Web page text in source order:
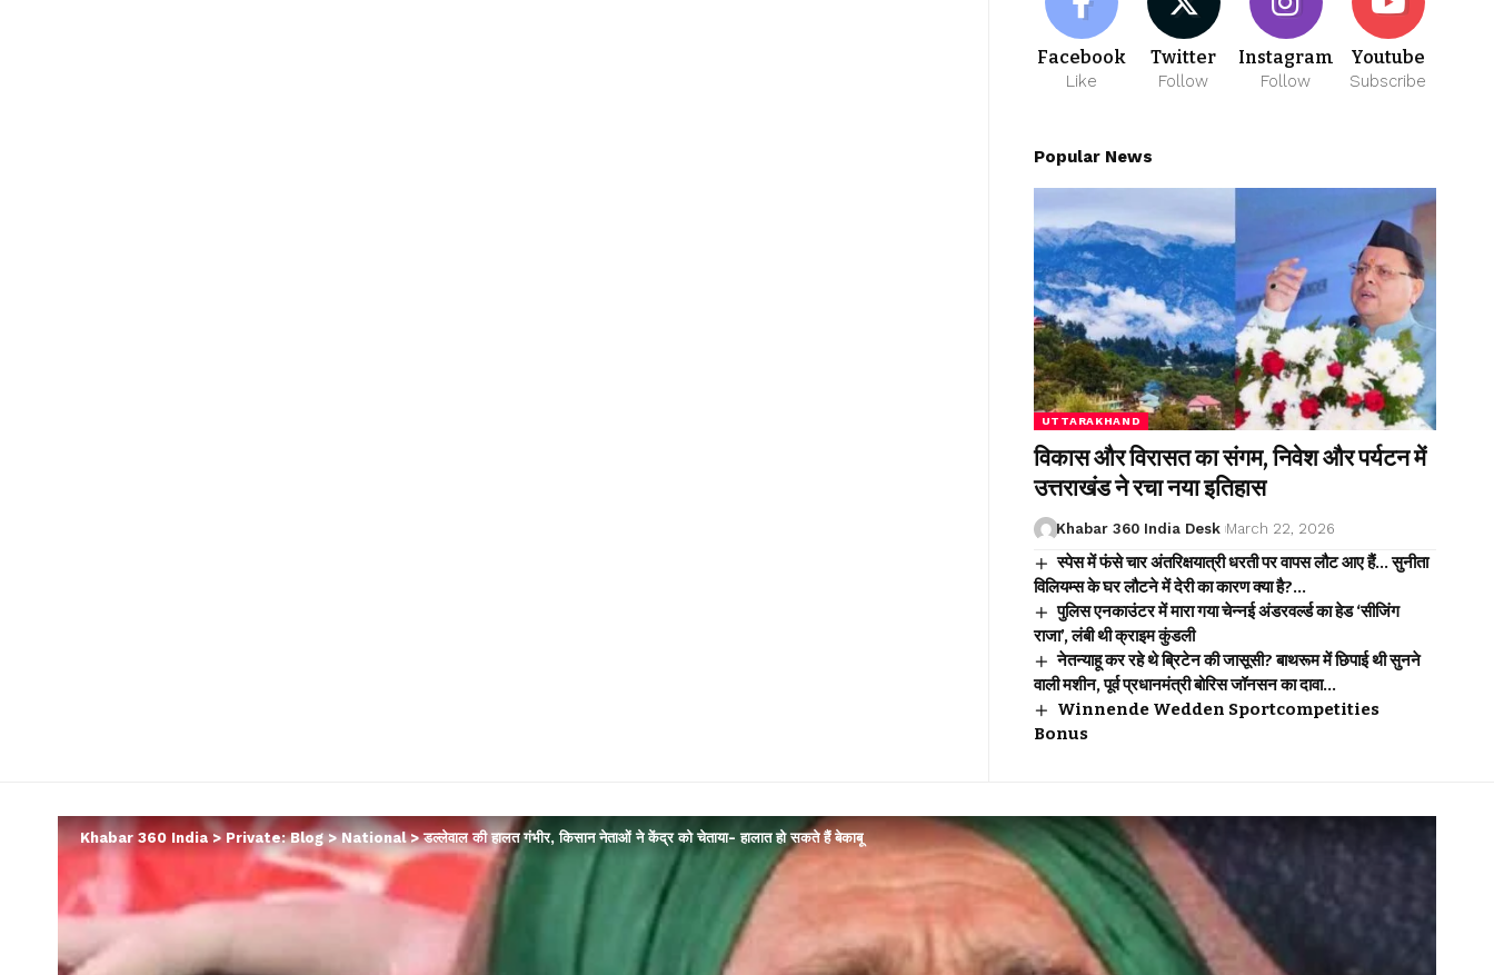
Facebook
Like
Twitter
Follow
Instagram
Follow
Youtube
Subscribe
Popular News
UTTARAKHAND
विकास और विरासत का संगम, निवेश और पर्यटन में
उत्तराखंड ने रचा नया इतिहास
Khabar 360 India Desk March 22, 2026
स्पेस में फंसे चार अंतरिक्षयात्री धरती पर वापस लौट आए हैं… सुनीता
विलियम्स के घर लौटने में देरी का कारण क्या है?…
पुलिस एनकाउंटर में मारा गया चेन्नई अंडरवर्ल्ड का हेड ‘सीजिंग
राजा’, लंबी थी क्राइम कुंडली
नेतन्याहू कर रहे थे ब्रिटेन की जासूसी? बाथरूम में छिपाई थी सुनने
वाली मशीन, पूर्व प्रधानमंत्री बोरिस जॉनसन का दावा…
Winnende Wedden Sportcompetities
Bonus
Khabar 360 India>Private: Blog>National>डल्लेवाल की हालत गंभीर, किसान नेताओं ने केंद्र को चेताया- हालात हो सकते हैं बेकाबू